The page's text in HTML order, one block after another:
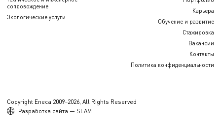
сопровождение
Экологические услуги
Карьера
Обучение и развитие
Стажировка
Вакансии
Контакты
Политика конфиденциальности
Copyright Eneca 2009–2026, All Rights Reserved
Разработка сайта — SLAM